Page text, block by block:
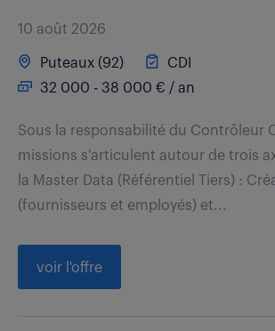
10 août 2026
Puteaux (92)
CDI
32 000 - 38 000 € / an
Sous la responsabilité du Contrôleur
missions s'articulent autour de trois
la Master Data (Référentiel Tiers) :
(fournisseurs et employés) et...
voir l'offre